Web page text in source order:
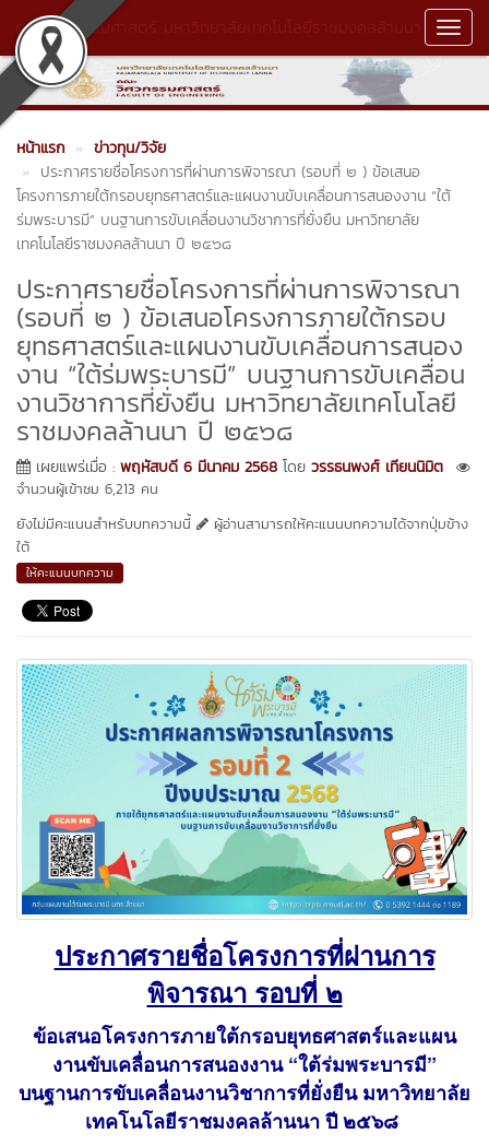
คณะวิศวกรรมศาสตร์ มหาวิทยาลัยเทคโนโลยีราชมงคลล้านนา
หน้าแรก
ข่าวทุน/วิจัย
ประกาศรายชื่อโครงการที่ผ่านการพิจารณา (รอบที่ ๒ ) ข้อเสนอ
โครงการภายใต้กรอบยุทธศาสตร์และแผนงานขับเคลื่อนการสนองงาน “ใต้
ร่มพระบารมี” บนฐานการขับเคลื่อนงานวิชาการที่ยั่งยืน มหาวิทยาลัย
เทคโนโลยีราชมงคลล้านนา ปี ๒๕๖๘
ประกาศรายชื่อโครงการที่ผ่านการพิจารณา
(รอบที่ ๒ ) ข้อเสนอโครงการภายใต้กรอบ
ยุทธศาสตร์และแผนงานขับเคลื่อนการสนอง
งาน “ใต้ร่มพระบารมี” บนฐานการขับเคลื่อน
งานวิชาการที่ยั่งยืน มหาวิทยาลัยเทคโนโลยี
ราชมงคลล้านนา ปี ๒๕๖๘
เผยแพร่เมื่อ : พฤหัสบดี 6 มีนาคม 2568 โดย วรรธนพงศ์ เทียนนิมิต
จำนวนผู้เข้าชม 6,213 คน
ยังไม่มีคะแนนสำหรับบทความนี้
ผู้อ่านสามารถให้คะแนนบทความได้จากปุ่มข้าง
ใต้
ให้คะแนนบทความ
ประกาศรายชื่อโครงการที่ผ่านการ
พิจารณา รอบที่ ๒
ข้อเสนอโครงการภายใต้กรอบยุทธศาสตร์และแผน
งานขับเคลื่อนการสนองงาน “ใต้ร่มพระบารมี”
บนฐานการขับเคลื่อนงานวิชาการที่ยั่งยืน มหาวิทยาลัย
เทคโนโลยีราชมงคลล้านนา ปี ๒๕๖๘